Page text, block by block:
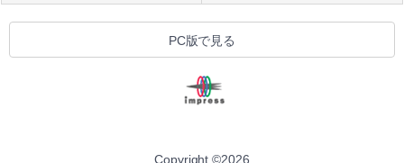
PC版で見る
Copyright ©2026